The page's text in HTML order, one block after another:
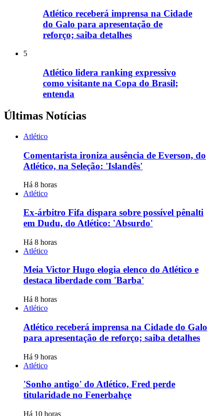
Atlético receberá imprensa na Cidade
do Galo para apresentação de
reforço; saiba detalhes
5
Atlético lidera ranking expressivo
como visitante na Copa do Brasil;
entenda
Últimas Notícias
Atlético
Comentarista ironiza ausência de Everson, do
Atlético, na Seleção: 'Islandês'
Há 8 horas
Atlético
Ex-árbitro Fifa dispara sobre possível pênalti
em Dudu, do Atlético: 'Absurdo'
Há 8 horas
Atlético
Meia Victor Hugo elogia elenco do Atlético e
destaca liberdade com 'Barba'
Há 8 horas
Atlético
Atlético receberá imprensa na Cidade do Galo
para apresentação de reforço; saiba detalhes
Há 9 horas
Atlético
'Sonho antigo' do Atlético, Fred perde
titularidade no Fenerbahçe
Há 10 horas